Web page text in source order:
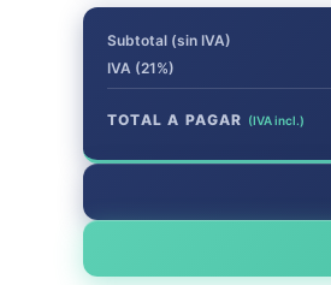
Subtotal (sin IVA)
IVA (21%)
TOTAL A PAGAR (IVA incl.)